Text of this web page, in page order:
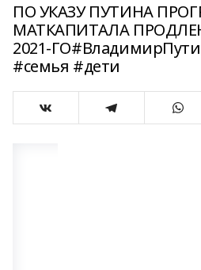
ПО УКАЗУ ПУТИНА
МАТКАПИТАЛА
2021-
#семья #дети